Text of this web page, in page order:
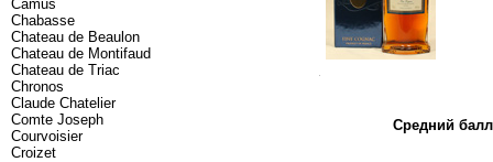
Camus
Chabasse
Chateau de Beaulon
Chateau de Montifaud
Chateau de Triac
Chronos
Claude Chatelier
Comte Joseph
Courvoisier
Croizet
Средний